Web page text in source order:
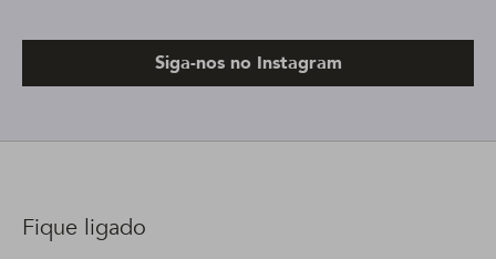
Siga-nos no Instagram
Fique ligado